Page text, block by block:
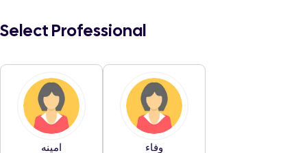
Select Professional
امينه وفاء